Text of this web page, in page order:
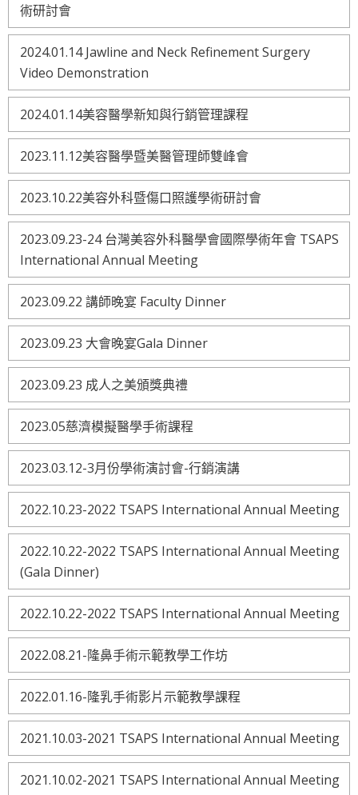
術研討會
2024.01.14 Jawline and Neck Refinement Surgery
Video Demonstration
2024.01.14美容醫學新知與行銷管理課程
2023.11.12美容醫學暨美醫管理師雙峰會
2023.10.22美容外科暨傷口照護學術研討會
2023.09.23-24 台灣美容外科醫學會國際學術年會 TSAPS
International Annual Meeting
2023.09.22 講師晚宴 Faculty Dinner
2023.09.23 大會晚宴Gala Dinner
2023.09.23 成人之美頒獎典禮
2023.05慈濟模擬醫學手術課程
2023.03.12-3月份學術演討會-行銷演講
2022.10.23-2022 TSAPS International Annual Meeting
2022.10.22-2022 TSAPS International Annual Meeting
(Gala Dinner)
2022.10.22-2022 TSAPS International Annual Meeting
2022.08.21-隆鼻手術示範教學工作坊
2022.01.16-隆乳手術影片示範教學課程
2021.10.03-2021 TSAPS International Annual Meeting
2021.10.02-2021 TSAPS International Annual Meeting